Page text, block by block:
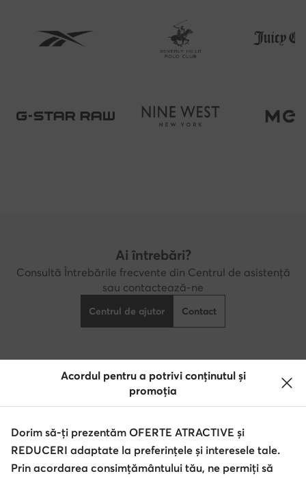
Ai întrebări?
Consultă Întrebările frecvente din Centrul de asistență
sau contactează-ne
Centrul de ajutor Contact
Descărcă aplicația
Serviciu clienți
Acordul pentru a potrivi conținutul și
promoția
Dorim să-ți prezentăm OFERTE ATRACTIVE și
REDUCERI adaptate la preferințele și interesele tale.
Prin acordarea consimțământului tău, ne permiți să